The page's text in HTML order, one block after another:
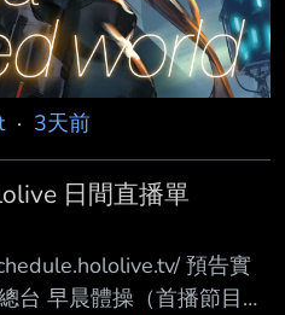
· 3天前
日間直播單
預告實
台 早晨體操（首播節目）